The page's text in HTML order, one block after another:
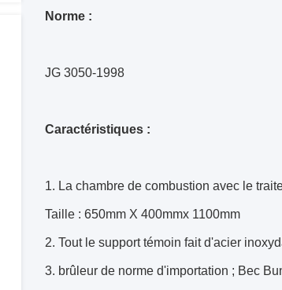
Norme :
JG 3050-1998
Caractéristiques :
1. La chambre de combustion avec le
Taille : 650mm X 400mmx 1100mm
2. Tout le support témoin fait d'acier
3. brûleur de norme d'importation ; Bec